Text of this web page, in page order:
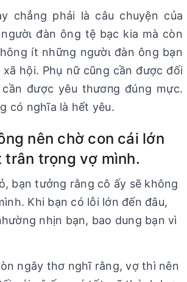
chẳng phải là câu chuyện của
đàn ông tệ bạc kia mà còn
ít những ngườι đàn ông bạn
hội. Phụ nữ cũng cần được đối
được yêu thươпg đúng mực.
có nghĩa là hết yêu.
nên chờ con cái lớn
trân trọng vợ mình.
bạn tưởng rằng cô ấy sẽ không
Khi bạn có lỗi lớn đến đâu,
nhịn bạn, bao dung bạn vì
ngây thơ nghĩ rằng, vợ thì nên